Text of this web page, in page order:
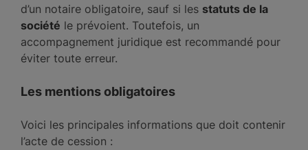
d’un notaire obligatoire, sauf si les statuts de la
société le prévoient. Toutefois, un
accompagnement juridique est recommandé pour
éviter toute erreur.
Les mentions obligatoires
Voici les principales informations que doit contenir
l’acte de cession :